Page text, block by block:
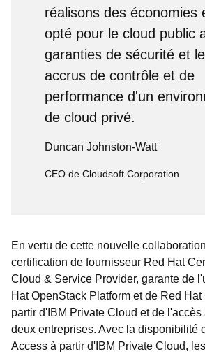
réalisons des économies
opté pour le cloud public
garanties de sécurité et
accrus de contrôle et de
performance d'un
de cloud privé.
Duncan Johnston-Watt
CEO de Cloudsoft Corporation
En vertu de cette nouvelle
certification de fournisseur Red Hat
Cloud & Service Provider, garante de
Hat OpenStack Platform et de Red
partir d'IBM Private Cloud et de
deux entreprises. Avec la disponibilité
Access à partir d'IBM Private Cloud,